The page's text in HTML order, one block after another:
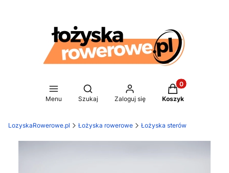
Menu
Otwórz wyszukiwarkę
Szukaj Zaloguj się
Produkty w
Koszyk
LozyskaRowerowe.pl Łożyska rowerowe Łożyska sterów